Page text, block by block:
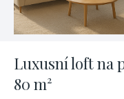
Luxusní loft na
80 m²